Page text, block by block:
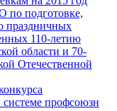
подготовке,
праздничных
110-летию
области и 70-
Отечественной
системе профсоюзн